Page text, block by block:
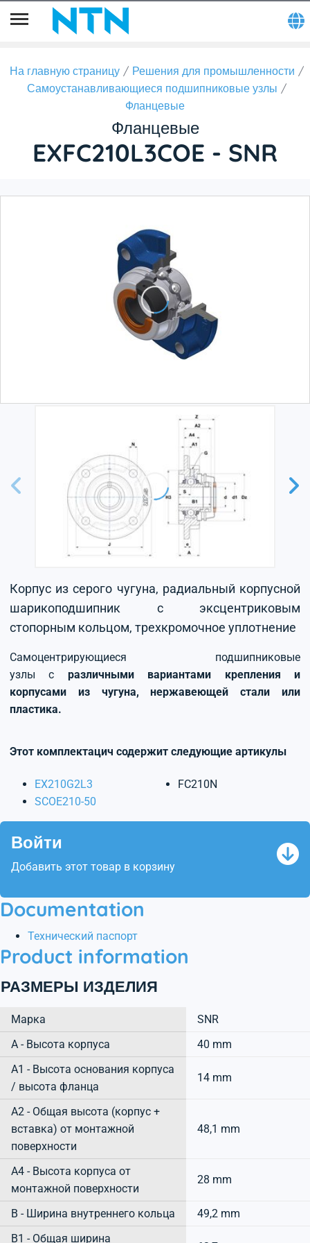
На главную страницу
Решения для промышленности
Самоустанавливающиеся подшипниковые узлы
Фланцевые
Фланцевые
EXFC210L3COE - SNR
Корпус из серого чугуна, радиальный корпусной
шарикоподшипник с эксцентриковым
стопорным кольцом, трехкромочное уплотнение
Самоцентрирующиеся подшипниковые
узлы с различными вариантами крепления и
корпусами из чугуна, нержавеющей стали или
пластика.
Этот комплектацич содержит следующие артикулы
EX210G2L3
SCOE210-50
FC210N
Войти
Добавить этот товар в корзину
Documentation
Технический паспорт
Product information
РАЗМЕРЫ ИЗДЕЛИЯ
Марка
SNR
А - Высота корпуса
40 mm
A1 - Высота основания корпуса
/ высота фланца
14 mm
A2 - Общая высота (корпус +
вставка) от монтажной
поверхности
48,1 mm
A4 - Высота корпуса от
монтажной поверхности
28 mm
B - Ширина внутреннего кольца
49,2 mm
B1 - Общая ширина